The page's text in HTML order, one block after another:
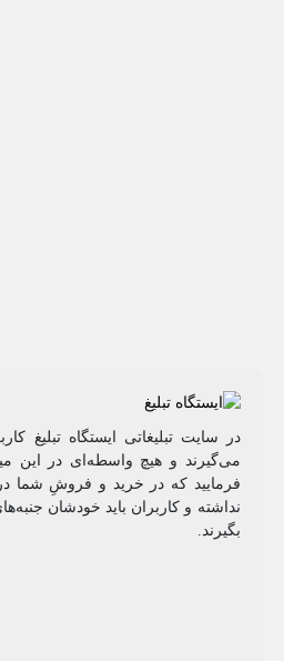
در سایت تبلیغاتی ایستگاه تبلیغ
می‌گیرند و هیچ واسطه‌ای در این
فرمایید که در خرید و فروشِ شما در
نداشته و کاربران باید خودشان
بگیرند.